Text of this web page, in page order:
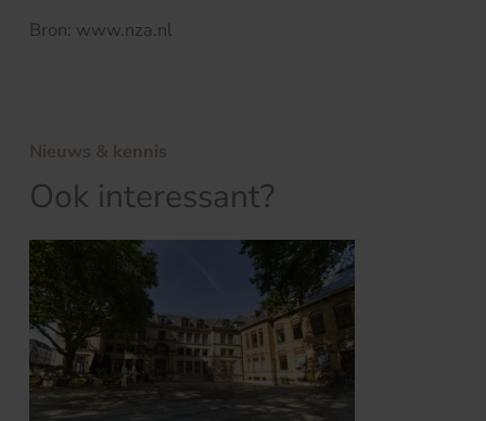
Bron: www.nza.nl
Nieuws & kennis
Ook interessant?